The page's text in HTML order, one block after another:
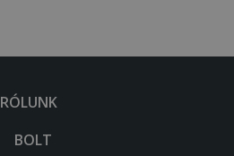
RÓLUNK
BOLT